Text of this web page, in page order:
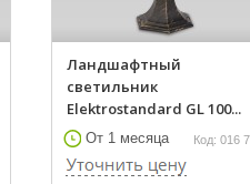
Ландшафтный
светильник
Elektrostandard GL 100...
От 1 месяца Код: 016